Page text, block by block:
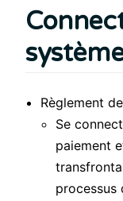
Règlement
Se
paiement
processus